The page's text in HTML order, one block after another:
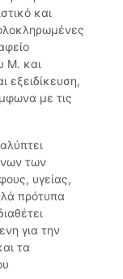
και
Μ. και
εξειδίκευση,
με τις
των
υγείας,
πρότυπα
για την
τα